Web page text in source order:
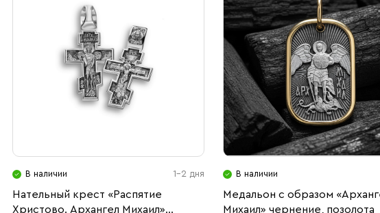
В наличии 1-2 дня
Нательный крест «Распятие
Христово. Архангел Михаил»
В наличии
Медальон с образом
Михаил» чернение, позолота